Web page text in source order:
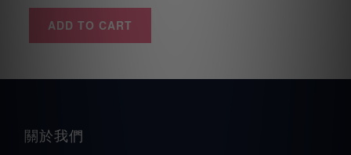
ADD TO CART
關於我們